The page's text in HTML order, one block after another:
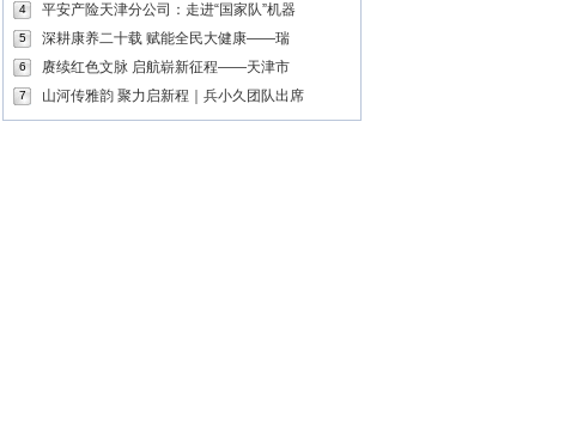
4 平安产险天津分公司：走进“国家队”机器
5 深耕康养二十载 赋能全民大健康——瑞
6 赓续红色文脉 启航崭新征程——天津市
7 山河传雅韵 聚力启新程｜兵小久团队出席